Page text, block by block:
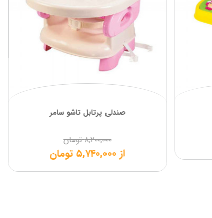
صندلی پرتابل تاشو سامر
۸,۲۰۰,۰۰۰ تومان
از۵,۷۴۰,۰۰۰ تومان